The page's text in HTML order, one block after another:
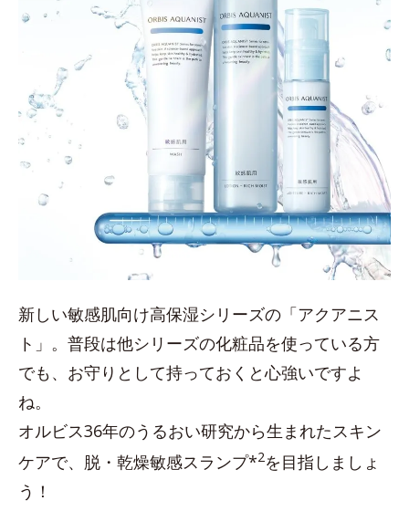
新しい敏感肌向け高保湿シリーズの「アクアニス
ト」。普段は他シリーズの化粧品を使っている方
でも、お守りとして持っておくと心強いですよ
ね。
オルビス36年のうるおい研究から生まれたスキン
ケアで、脱・乾燥敏感スランプ*2を目指しましょ
う！